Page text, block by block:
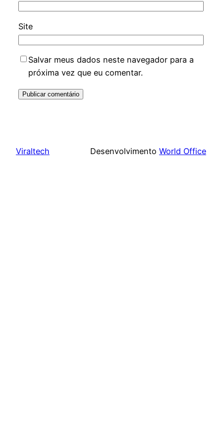
Site
Salvar meus dados neste navegador para a
próxima vez que eu comentar.
Viraltech Desenvolvimento World Office